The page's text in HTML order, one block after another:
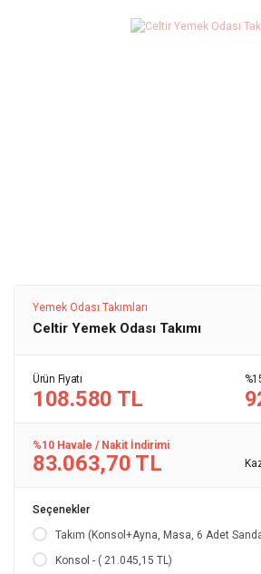
Yemek Odası Takımları
Celtir Yemek Odası Takımı
Ürün Fiyatı
108.580 TL
%10 Havale / Nakit İndirimi
83.063,70 TL
Seçenekler
Takım (Konsol+Ayna, Masa, 6 Adet
Konsol - ( 21.045,15 TL)